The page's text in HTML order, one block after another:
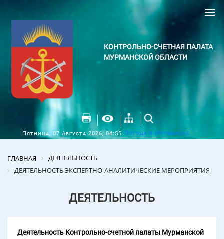
КОНТРОЛЬНО-СЧЕТНАЯ ПАЛАТА
МУРМАНСКОЙ ОБЛАСТИ
Пятница, 07 Августа 2026, 04:55 Погода в Мурманске
ГЛАВНАЯ
ДЕЯТЕЛЬНОСТЬ
ДЕЯТЕЛЬНОСТЬ ЭКСПЕРТНО-АНАЛИТИЧЕСКИЕ МЕРОПРИЯТИЯ
ДЕЯТЕЛЬНОСТЬ
Деятельность Контрольно-счетной палаты Мурманской